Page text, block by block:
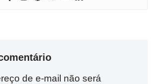
de e-mail não será